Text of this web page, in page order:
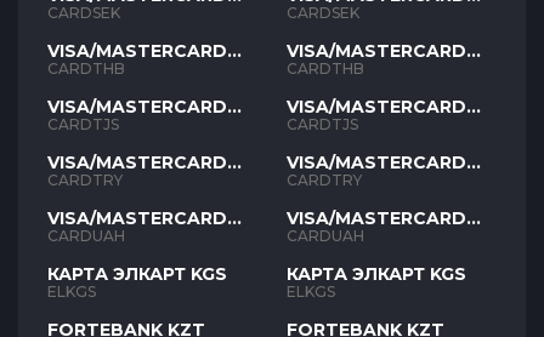
SEK
CARDSEK
VISA/MASTERCARD
THB
CARDTHB
VISA/MASTERCARD
TJS
CARDTJS
VISA/MASTERCARD
TYR
CARDTRY
VISA/MASTERCARD
UAH
CARDUAH
КАРТА ЭЛКАРТ KGS
ELKGS
FORTEBANK KZT
SEK
CARDSEK
VISA/MASTERCARD
THB
CARDTHB
VISA/MASTERCARD
TJS
CARDTJS
VISA/MASTERCARD
TYR
CARDTRY
VISA/MASTERCARD
UAH
CARDUAH
КАРТА ЭЛКАРТ KGS
ELKGS
FORTEBANK KZT